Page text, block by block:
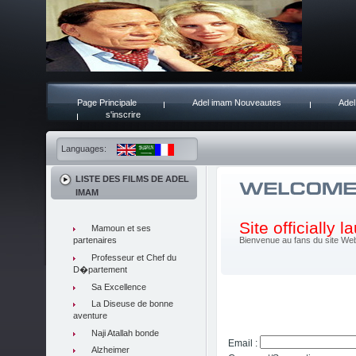
Page Principale Adel imam Nouveautes
s'inscrire
Languages:
LISTE DES FILMS DE ADEL
IMAM
Mamoun et ses
partenaires
Professeur et Chef du
D�partement
Sa Excellence
La Diseuse de bonne
aventure
Naji Atallah bonde
Alzheimer
Site officially
Bienvenue au fans du site
Email :